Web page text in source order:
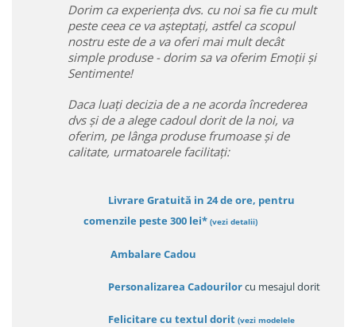
Dorim ca experiența dvs. cu noi sa fie cu mult
peste ceea ce va așteptați, astfel ca scopul
nostru este de a va oferi mai mult decât
simple produse - dorim sa va oferim Emoții și
Sentimente!
Daca luați decizia de a ne acorda încrederea
dvs și de a alege cadoul dorit de la noi, va
oferim, pe lânga produse frumoase și de
calitate, urmatoarele facilitați:
Livrare Gratuită in 24 de ore, pentru
comenzile peste 300 lei* (vezi detalii)
Ambalare Cadou
Personalizarea Cadourilorcu mesajul dorit
Felicitare cu textul dorit (vezi modelele